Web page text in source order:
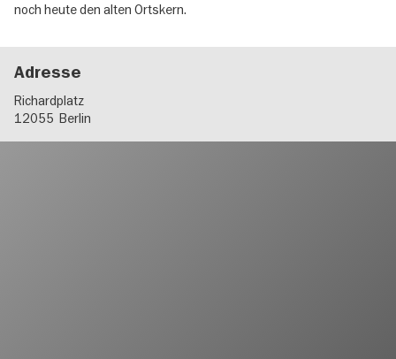
noch heute den alten Ortskern.
Adresse
Richardplatz
12055 Berlin